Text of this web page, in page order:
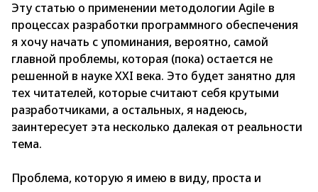
Эту статью о применении методологии Agile в
процессах разработки программного обеспечения
я хочу начать с упоминания, вероятно, самой
главной проблемы, которая (пока) остается не
решенной в науке XXI века. Это будет занятно для
тех читателей, которые считают себя крутыми
разработчиками, а остальных, я надеюсь,
заинтересует эта несколько далекая от реальности
тема.
Проблема, которую я имею в виду, проста и